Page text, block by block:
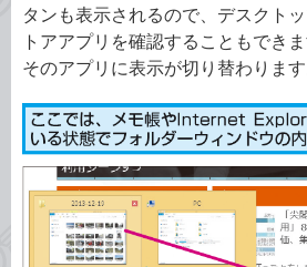
タンも表示されるので、デスクト
トアアプリを確認することもでき
そのアプリに表示が切り替わります